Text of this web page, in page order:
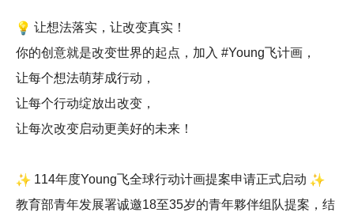
让想法落实，让改变真实！
你的创意就是改变世界的起点，加入 #Young飞计画，
让每个想法萌芽成行动，
让每个行动绽放出改变，
让每次改变启动更美好的未来！
114年度Young飞全球行动计画提案申请正式启动
教育部青年发展署诚邀18至35岁的青年夥伴组队提案， 结